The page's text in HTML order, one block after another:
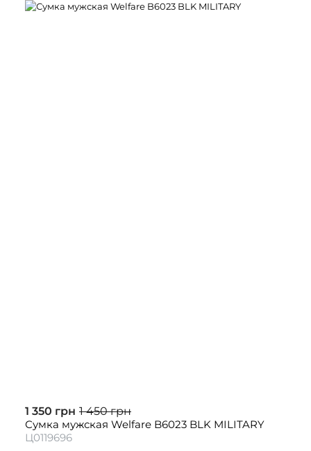
1 350 грн 1 450 грн
Сумка мужская Welfare B6023 BLK MILITARY
Ц0119696